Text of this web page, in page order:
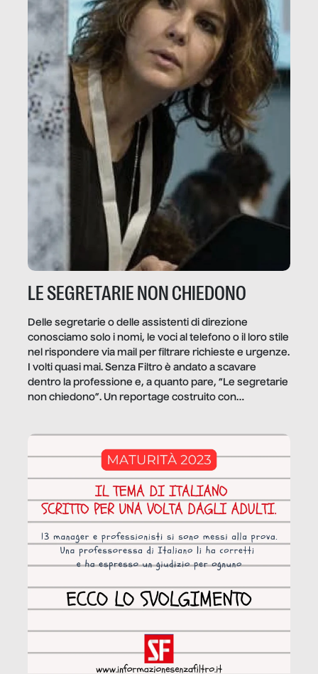
LE SEGRETARIE NON CHIEDONO
Delle segretarie o delle assistenti di direzione
conosciamo solo i nomi, le voci al telefono o il loro stile
nel rispondere via mail per filtrare richieste e urgenze.
I volti quasi mai. Senza Filtro è andato a scavare
dentro la professione e, a quanto pare, “Le segretarie
non chiedono”. Un reportage costruito con